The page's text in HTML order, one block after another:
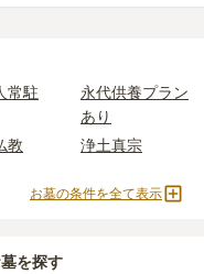
40万円です。
万円 で、墓石代は 広島県の
や墓石の大きさ・素材に
墓石代がかからず、永代
に行う儀式のための費
イプです。個別のお墓に
いため、費用が安く設定
度です。
常駐
永代供養プラン
あり
教 浄土真宗
浄土宗
養墓
お墓の条件を全て表示
を探す